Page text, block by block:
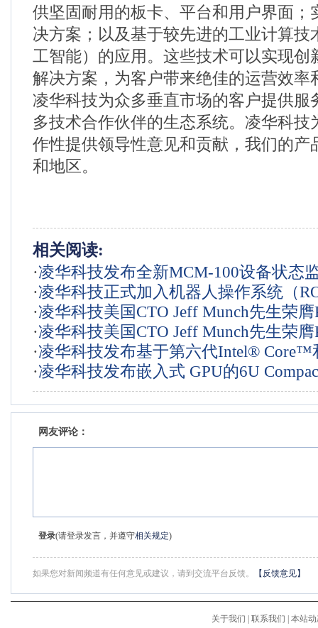
供坚固耐用的板卡、平台和用户界面；
决方案；以及基于较先进的工业计算技
工智能）的应用。这些技术可以实现创
解决方案，为客户带来绝佳的运营效率
凌华科技为众多垂直市场的客户提供服
多技术合作伙伴的生态系统。凌华科技
作性提供领导性意见和贡献，我们的产
和地区。
相关阅读:
·凌华科技发布全新MCM-100设备状态
·凌华科技正式加入机器人操作系统（
开放源码计划
·凌华科技美国CTO Jeff Munch先生荣
会特别贡献奖 以表彰包含其在内的30
贡献
·凌华科技美国CTO Jeff Munch先生荣
会特别贡献奖 以表彰包含其在内的30
贡献
·凌华科技发布基于第六代Intel® Core™
Intel® Xeon®处理器的COM Express®
·凌华科技发布嵌入式 GPU的6U
理器刀片cPCI-6940，支持Intel®
AMD Radeon™ E8860
网友评论：
登录(请登录发言，并遵守相关规定)
如果您对新闻频道有任何意见或建议，请到交流平台反馈。 【反馈意见】
关于我们 联系我们 本站